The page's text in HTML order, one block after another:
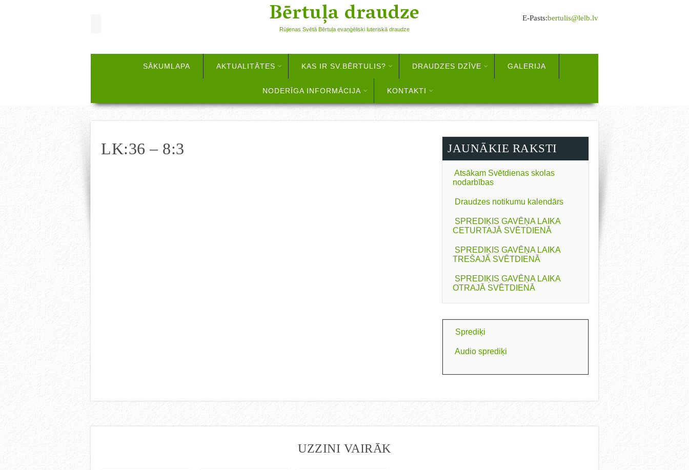
Bērtuļa draudze
Rūjienas Svētā Bērtuļa evaņģēliski luteriskā draudze
E-Pasts:bertulis@lelb.lv
SĀKUMLAPA AKTUALITĀTES KAS IR SV.BĒRTULIS? DRAUDZES DZĪVE GALERIJA
NODERĪGA INFORMĀCIJA KONTAKTI
LK:36 – 8:3 JAUNĀKIE RAKSTI
Atsākam Svētdienas skolas
nodarbības
Draudzes notikumu kalendārs
SPREDIĶIS GAVĒŅA LAIKA
CETURTAJĀ SVĒTDIENĀ
SPREDIĶIS GAVĒŅA LAIKA
TREŠAJĀ SVĒTDIENĀ
SPREDIĶIS GAVĒŅA LAIKA
OTRAJĀ SVĒTDIENĀ
Sprediķi
Audio sprediķi
UZZINI VAIRĀK